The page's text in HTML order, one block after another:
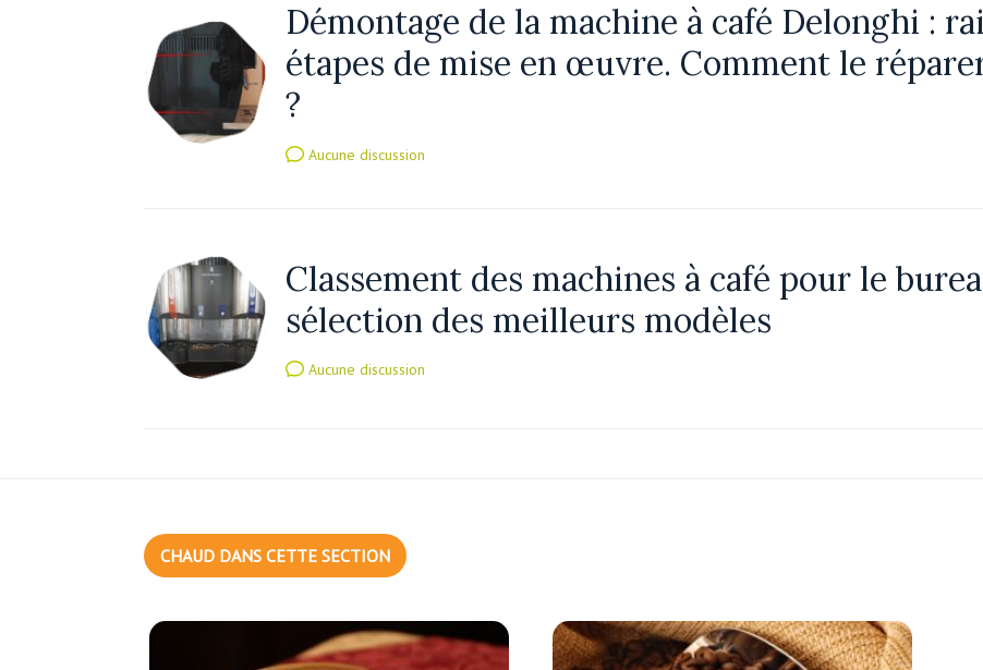
Démontage de la machine à café Delonghi :
étapes de mise en œuvre. Comment le
?
Aucune discussion
Classement des machines à café pour le
sélection des meilleurs modèles
Aucune discussion
CHAUD DANS CETTE SECTION